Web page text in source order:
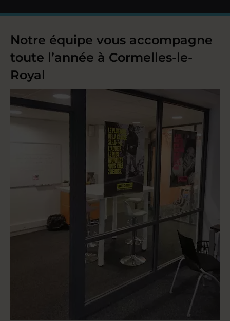
Notre équipe vous accompagne
toute l’année à Cormelles-le-
Royal